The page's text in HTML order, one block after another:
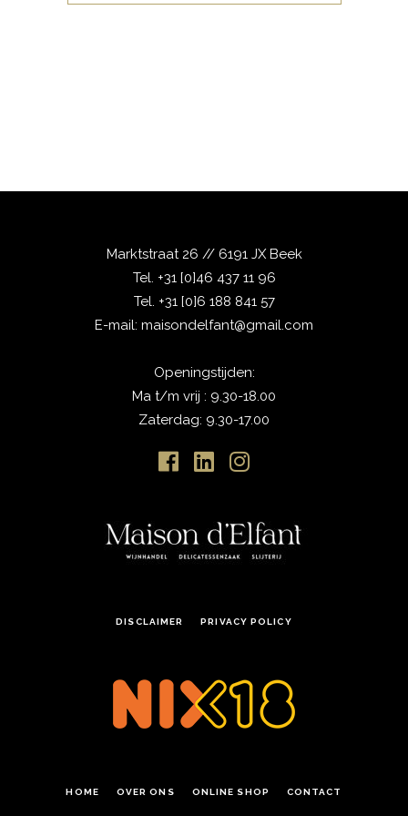
Marktstraat 26 // 6191 JX Beek
Tel. +31 [0]46 437 11 96
Tel. +31 [0]6 188 841 57
E-mail: maisondelfant@gmail.com
Openingstijden:
Ma t/m vrij : 9.30-18.00
Zaterdag: 9.30-17.00
DISCLAIMER PRIVACY POLICY
HOME OVER ONS ONLINE SHOP CONTACT